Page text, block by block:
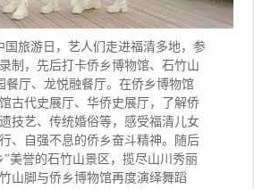
国旅游日，艺人们走进福清多地，参
制， 先后打卡侨乡博物馆、石竹山
餐厅、 龙悦融餐厅。在侨乡博物馆
古代史展厅、华侨史展厅，了解侨
技艺、传统婚俗等，感受福清儿女
、自强不息的侨乡奋斗精神。
随后
”美誉的石竹山景区 ，揽尽山川秀丽
山脚与侨乡博物馆再度演绎舞蹈